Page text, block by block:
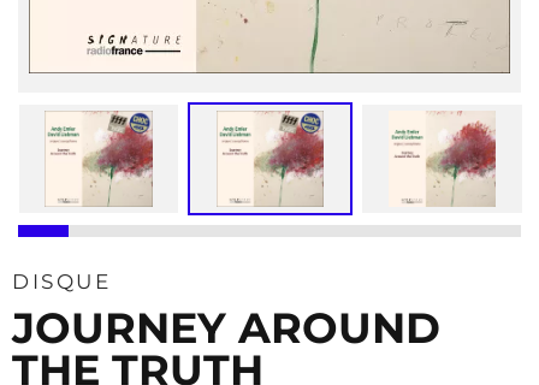
DISQUE
JOURNEY AROUND
THE TRUTH